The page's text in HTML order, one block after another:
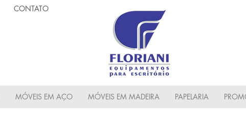
CONTATO
MÓVEIS EM AÇO MÓVEIS EM MADEIRA PAPELARIA